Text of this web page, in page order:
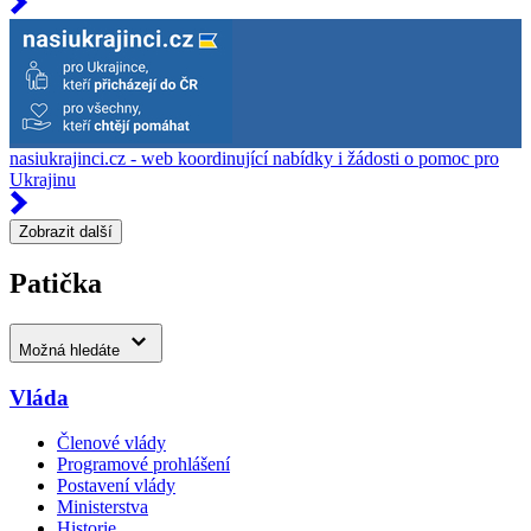
nasiukrajinci.cz - web koordinující nabídky i žádosti o pomoc pro
Ukrajinu
Zobrazit další
Patička
Možná hledáte
Vláda
Členové vlády
Programové prohlášení
Postavení vlády
Ministerstva